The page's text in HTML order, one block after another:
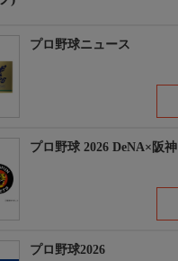
プロ野球ニュース
プロ野球 2026 DeNA×阪神
プロ野球2026